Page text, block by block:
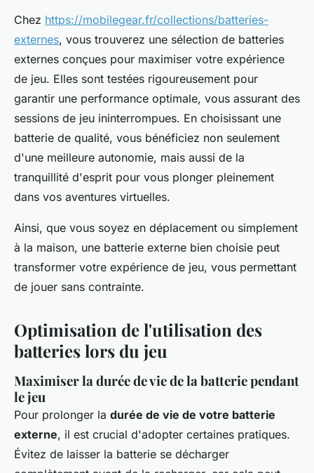
Chez https://mobilegear.fr/collections/batteries-
externes, vous trouverez une sélection de batteries
externes conçues pour maximiser votre expérience
de jeu. Elles sont testées rigoureusement pour
garantir une performance optimale, vous assurant des
sessions de jeu ininterrompues. En choisissant une
batterie de qualité, vous bénéficiez non seulement
d'une meilleure autonomie, mais aussi de la
tranquillité d'esprit pour vous plonger pleinement
dans vos aventures virtuelles.
Ainsi, que vous soyez en déplacement ou simplement
à la maison, une batterie externe bien choisie peut
transformer votre expérience de jeu, vous permettant
de jouer sans contrainte.
Optimisation de l'utilisation des
batteries lors du jeu
Maximiser la durée de vie de la batterie pendant
le jeu
Pour prolonger la durée de vie de votre batterie
externe, il est crucial d'adopter certaines pratiques.
Évitez de laisser la batterie se décharger